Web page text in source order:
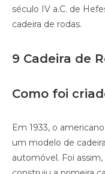
século IV a.C. de
cadeira de rodas.
9 Cadeira de
Como foi
Em 1933, o
um modelo de
automóvel. Foi